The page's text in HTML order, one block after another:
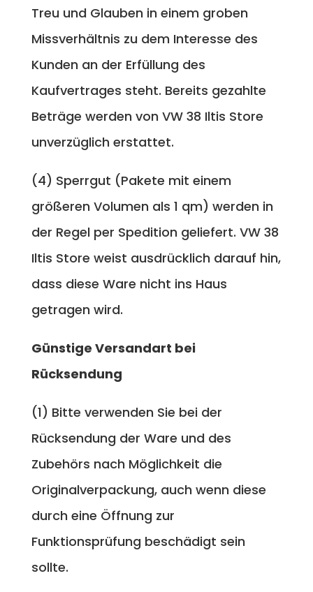
Treu und Glauben in einem groben
Missverhältnis zu dem Interesse des
Kunden an der Erfüllung des
Kaufvertrages steht. Bereits gezahlte
Beträge werden von VW 38 Iltis Store
unverzüglich erstattet.
(4) Sperrgut (Pakete mit einem
größeren Volumen als 1 qm) werden in
der Regel per Spedition geliefert. VW 38
Iltis Store weist ausdrücklich darauf hin,
dass diese Ware nicht ins Haus
getragen wird.
Günstige Versandart bei
Rücksendung
(1) Bitte verwenden Sie bei der
Rücksendung der Ware und des
Zubehörs nach Möglichkeit die
Originalverpackung, auch wenn diese
durch eine Öffnung zur
Funktionsprüfung beschädigt sein
sollte.